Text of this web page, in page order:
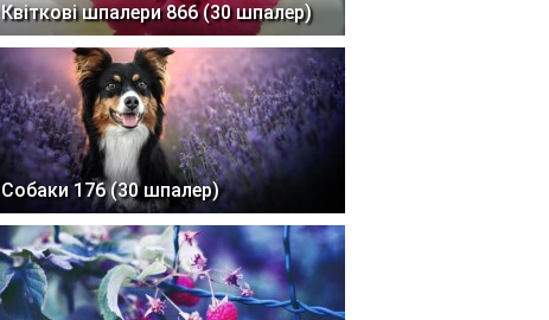
Квіткові шпалери 866 (30 шпалер)
Собаки 176 (30 шпалер)